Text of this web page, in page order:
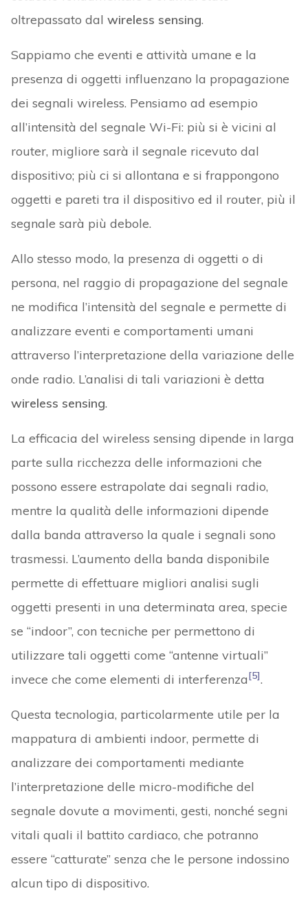
oltrepassato dal wireless sensing.
Sappiamo che eventi e attività umane e la
presenza di oggetti influenzano la propagazione
dei segnali wireless. Pensiamo ad esempio
all’intensità del segnale Wi-Fi: più si è vicini al
router, migliore sarà il segnale ricevuto dal
dispositivo; più ci si allontana e si frappongono
oggetti e pareti tra il dispositivo ed il router, più il
segnale sarà più debole.
Allo stesso modo, la presenza di oggetti o di
persona, nel raggio di propagazione del segnale
ne modifica l’intensità del segnale e permette di
analizzare eventi e comportamenti umani
attraverso l’interpretazione della variazione delle
onde radio. L’analisi di tali variazioni è detta
wireless sensing.
La efficacia del wireless sensing dipende in larga
parte sulla ricchezza delle informazioni che
possono essere estrapolate dai segnali radio,
mentre la qualità delle informazioni dipende
dalla banda attraverso la quale i segnali sono
trasmessi. L’aumento della banda disponibile
permette di effettuare migliori analisi sugli
oggetti presenti in una determinata area, specie
se “indoor”, con tecniche per permettono di
utilizzare tali oggetti come “antenne virtuali”
invece che come elementi di interferenza[5].
Questa tecnologia, particolarmente utile per la
mappatura di ambienti indoor, permette di
analizzare dei comportamenti mediante
l’interpretazione delle micro-modifiche del
segnale dovute a movimenti, gesti, nonché segni
vitali quali il battito cardiaco, che potranno
essere “catturate” senza che le persone indossino
alcun tipo di dispositivo.